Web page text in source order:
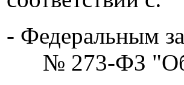
- Федеральным
№ 273-ФЗ "Об